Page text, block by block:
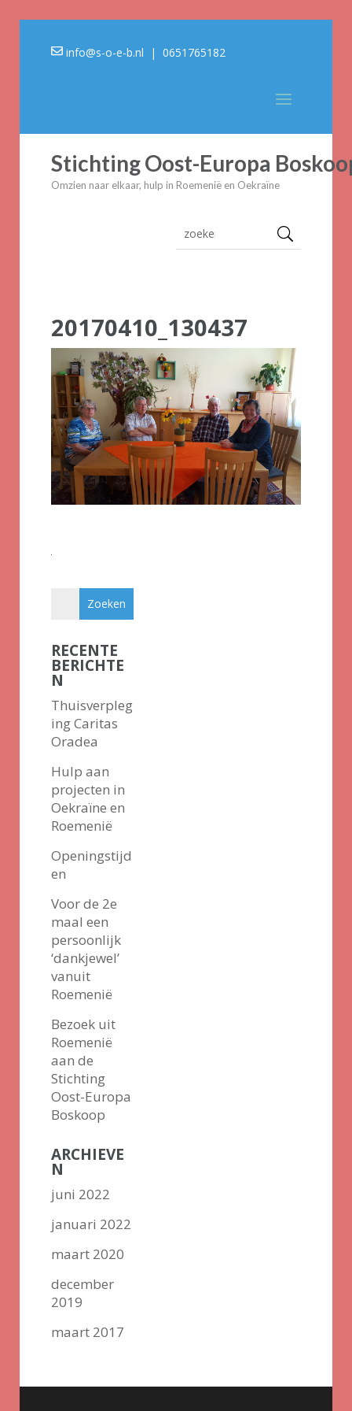
info@s-o-e-b.nl | 0651765182
Stichting Oost-Europa
Omzien naar elkaar, hulp in Roemenië en Oekraïne
20170410_130437
RECENTE
BERICHTE
N
Thuisverpleg
ing Caritas
Oradea
Hulp aan
projecten in
Oekraïne en
Roemenië
Openingstijd
en
Voor de 2e
maal een
persoonlijk
‘dankjewel’
vanuit
Roemenië
Bezoek uit
Roemenië
aan de
Stichting
Oost-Europa
Boskoop
ARCHIEVE
N
juni 2022
januari 2022
maart 2020
december
2019
maart 2017